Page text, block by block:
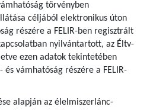
törvényben
céljából elektronikus úton
részére a FELIR-ben regisztrált
nyilvántartott, az Éltv-
ezen adatok tekintetében
és vámhatóság részére a FELIR-
alapján az élelmiszerlánc-